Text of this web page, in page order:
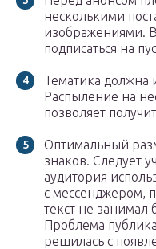
несколькими
изображениями.
подписаться на
Тематика должна
Распыление на
позволяет
Оптимальный
знаков. Следует
аудитория
с мессенджером,
текст не занимал
Проблема
решилась с